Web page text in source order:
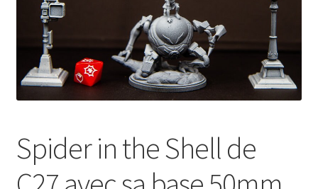
Wishlist
Spider in the Shell de